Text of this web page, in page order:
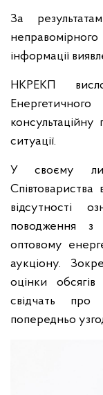
За
інформації
НКРЕКП
консультаційну
ситуації.
У своєму
відсутності
поводження з
оптовому
аукціону.
оцінки
свідчать про
попередньо